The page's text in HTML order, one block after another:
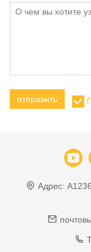
отправить
Адрес: